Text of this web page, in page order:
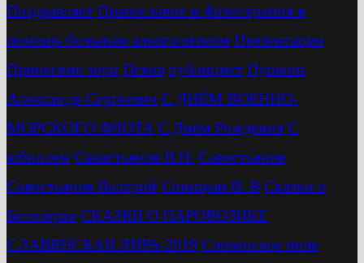
Поздравляет Православие и фитотерапия в
помощь больным алкоголизмом Презентация
Приокские зори Псков публицист Пушкин
Александр Сергеевич С ДНЁМ ВОЕННО-
МОРСКОГО ФЛОТА С Днём Рождения С
юбиллем Савастьянов В.Н. Савостьянов
Савостьянов Валерий Синицын В. В Сказки о
Белозерке СКАЗКИ О ПАРОВОЗИКЕ
СЛАВЯНСКАЯ ЛИРА-2019 Словенское поле